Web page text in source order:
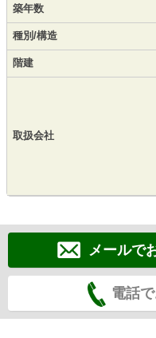
築年数
種別/構造
階建
取扱会社
メールで
電話